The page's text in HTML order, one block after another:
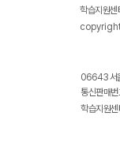
학습지원
06643 서
통신판매
학습지원